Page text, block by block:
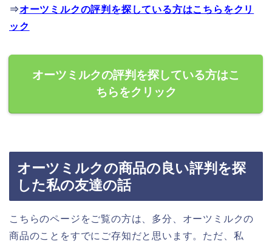
⇒オーツミルクの評判を探している方はこちらをクリ
ック
オーツミルクの評判を探している方はこ
ちらをクリック
オーツミルクの商品の良い評判を探
した私の友達の話
こちらのページをご覧の方は、多分、オーツミルクの
商品のことをすでにご存知だと思います。ただ、私